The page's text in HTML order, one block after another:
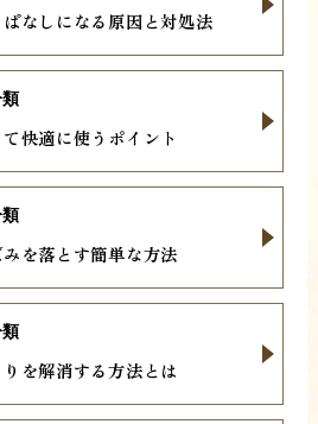
なしになる原因と対処法
快適に使うポイント
を落とす簡単な方法
を解消する方法とは